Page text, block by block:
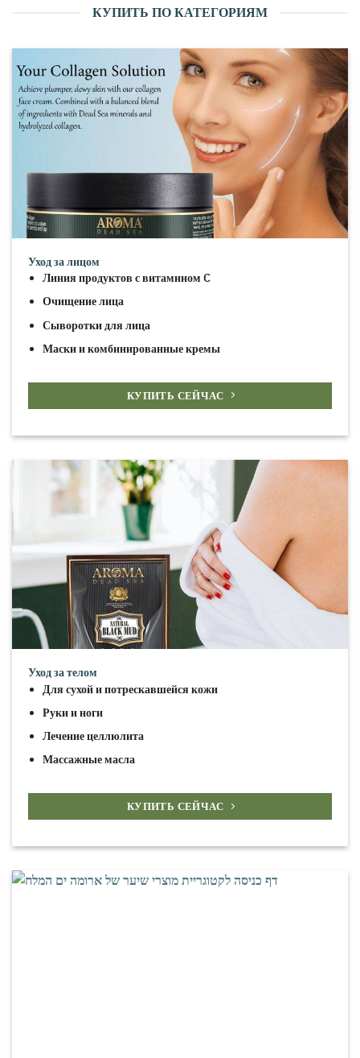
КУПИТЬ ПО КАТЕГОРИЯМ
Уход за лицом
Линия продуктов с витамином C
Очищение лица
Сыворотки для лица
Маски и комбинированные кремы
КУПИТЬ СЕЙЧАС
Уход за телом
Для сухой и потрескавшейся кожи
Руки и ноги
Лечение целлюлита
Массажные масла
КУПИТЬ СЕЙЧАС